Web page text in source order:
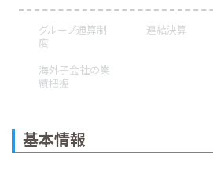
グループ通算制
度
連結決算
海外子会社の業
績把握
基本情報